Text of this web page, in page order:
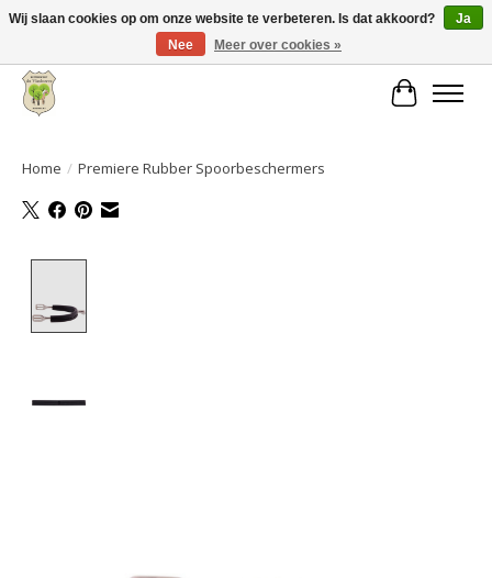
Grote keuze aan producten en snelle verzending!
Home / Premiere Rubber Spoorbeschermers
Wij slaan cookies op om onze website te verbeteren. Is dat akkoord?
Ja
Nee
Meer over cookies »